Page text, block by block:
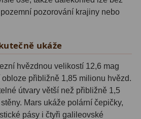
pozorování krajiny nebo
ukáže
hvězdnou velikostí 12,6 mag
přibližně 1,85 milionu hvězd.
útvary větší než přibližně 1,5
Mars ukáže polární čepičky,
pásy i čtyři galileovské